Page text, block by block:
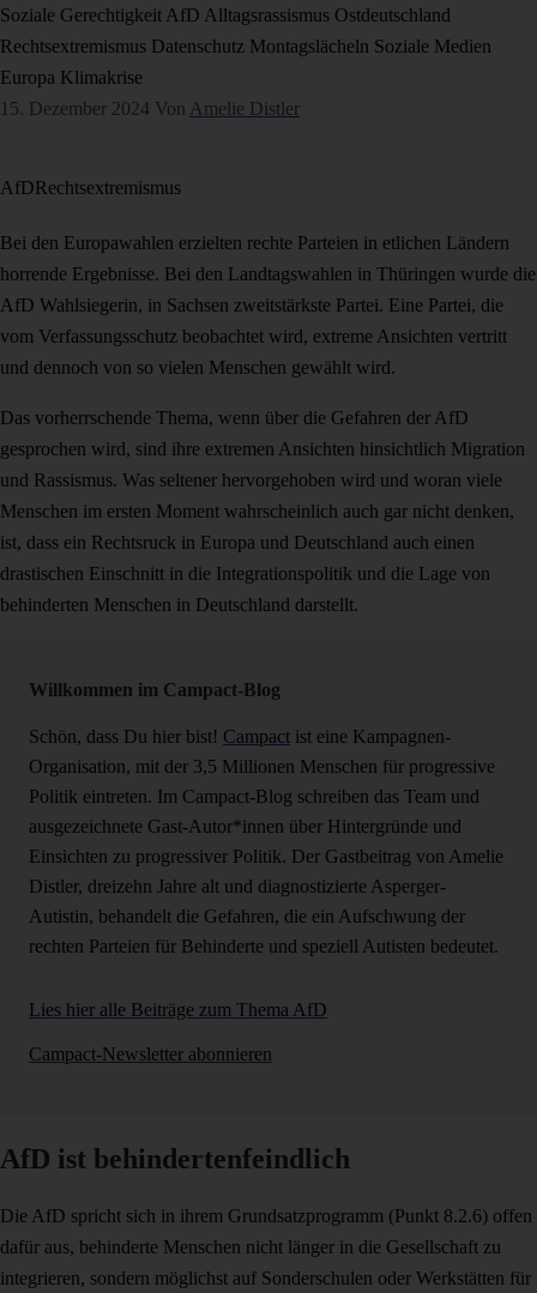
Soziale Gerechtigkeit AfD Alltagsrassismus Ostdeutschland
Rechtsextremismus Datenschutz Montagslächeln Soziale Medien
Europa Klimakrise
15. Dezember 2024 Von Amelie Distler
AfDRechtsextremismus
Bei den Europawahlen erzielten rechte Parteien in etlichen Ländern
horrende Ergebnisse. Bei den Landtagswahlen in Thüringen wurde die
AfD Wahlsiegerin, in Sachsen zweitstärkste Partei. Eine Partei, die
vom Verfassungsschutz beobachtet wird, extreme Ansichten vertritt
und dennoch von so vielen Menschen gewählt wird.
Das vorherrschende Thema, wenn über die Gefahren der AfD
gesprochen wird, sind ihre extremen Ansichten hinsichtlich Migration
und Rassismus. Was seltener hervorgehoben wird und woran viele
Menschen im ersten Moment wahrscheinlich auch gar nicht denken,
ist, dass ein Rechtsruck in Europa und Deutschland auch einen
drastischen Einschnitt in die Integrationspolitik und die Lage von
behinderten Menschen in Deutschland darstellt.
Willkommen im Campact-Blog
Schön, dass Du hier bist! Campact ist eine Kampagnen-
Organisation, mit der 3,5 Millionen Menschen für progressive
Politik eintreten. Im Campact-Blog schreiben das Team und
ausgezeichnete Gast-Autor*innen über Hintergründe und
Einsichten zu progressiver Politik. Der Gastbeitrag von Amelie
Distler, dreizehn Jahre alt und diagnostizierte Asperger-
Autistin, behandelt die Gefahren, die ein Aufschwung der
rechten Parteien für Behinderte und speziell Autisten bedeutet.
Lies hier alle Beiträge zum Thema AfD
Campact-Newsletter abonnieren
AfD ist behindertenfeindlich
Die AfD spricht sich in ihrem Grundsatzprogramm (Punkt 8.2.6) offen
dafür aus, behinderte Menschen nicht länger in die Gesellschaft zu
integrieren, sondern möglichst auf Sonderschulen oder Werkstätten für